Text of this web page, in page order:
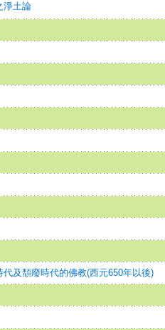
淨土論
及頹廢時代的佛教(西元650年以後)